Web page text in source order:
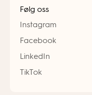
Følg oss
Instagram
Facebook
LinkedIn
TikTok